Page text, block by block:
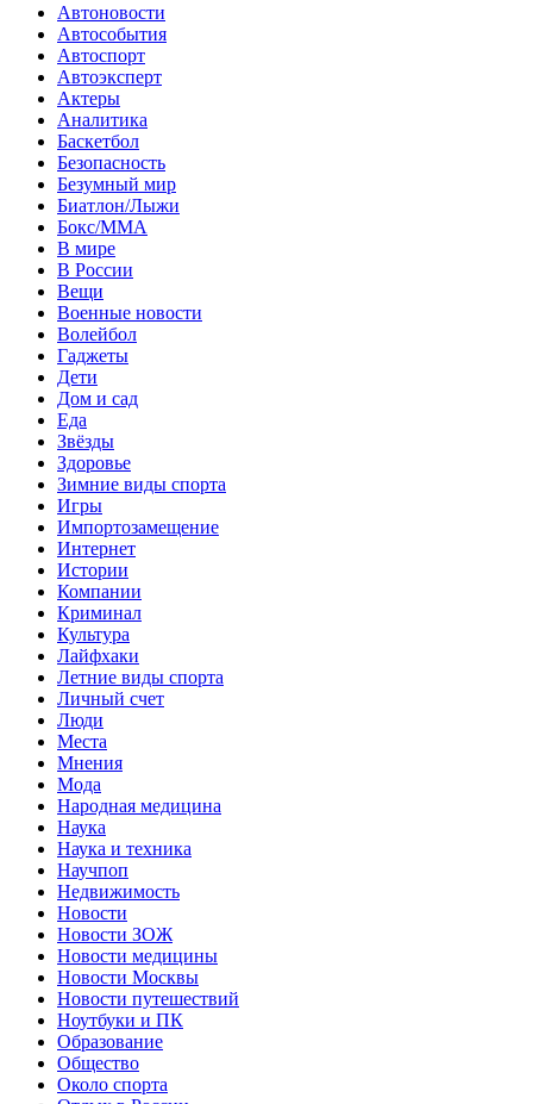
Автоновости
Автособытия
Автоспорт
Автоэксперт
Актеры
Аналитика
Баскетбол
Безопасность
Безумный мир
Биатлон/Лыжи
Бокс/MMA
В мире
В России
Вещи
Военные новости
Волейбол
Гаджеты
Дети
Дом и сад
Еда
Звёзды
Здоровье
Зимние виды спорта
Игры
Импортозамещение
Интернет
Истории
Компании
Криминал
Культура
Лайфхаки
Летние виды спорта
Личный счет
Люди
Места
Мнения
Мода
Народная медицина
Наука
Наука и техника
Научпоп
Недвижимость
Новости
Новости ЗОЖ
Новости медицины
Новости Москвы
Новости путешествий
Ноутбуки и ПК
Образование
Общество
Около спорта